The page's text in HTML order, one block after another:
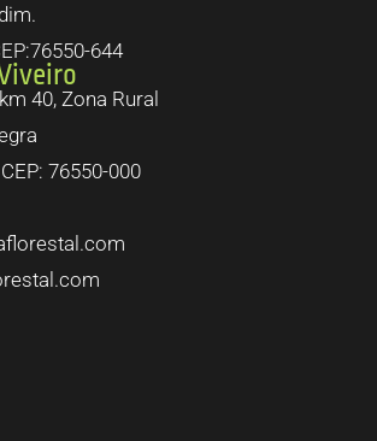
644
40, Zona Rural
76550-000